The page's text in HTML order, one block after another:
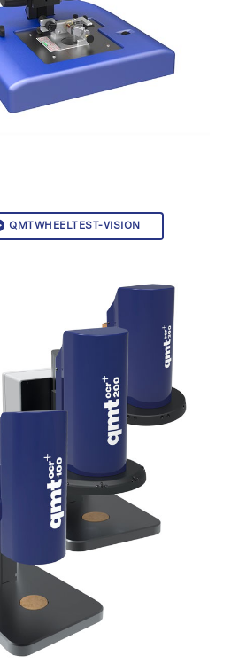
QMTWHEELTEST-VISION